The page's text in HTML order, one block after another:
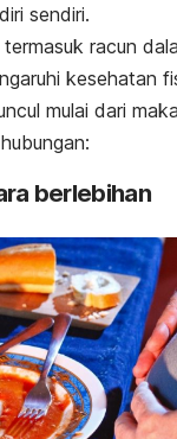
sendiri.
racun
kesehatan
mulai dari
berlebihan